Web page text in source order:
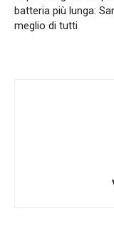
batteria più lunga:
meglio di tutti